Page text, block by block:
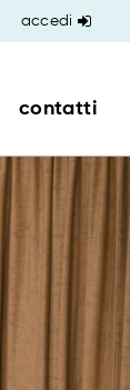
accedi
contatti